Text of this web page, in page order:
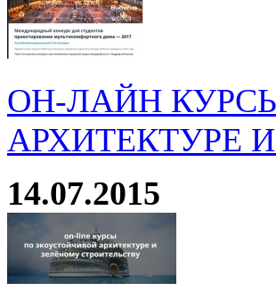
ОН-ЛАЙН
АРХИТЕКТУРЕ
14.07.2015